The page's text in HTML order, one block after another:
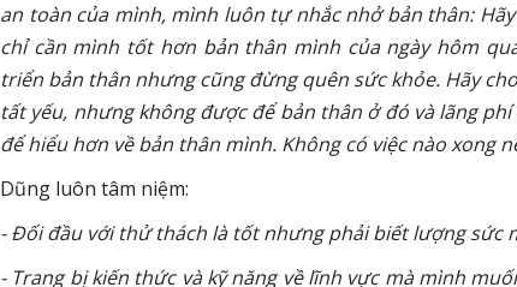
an toàn của mình, mình luôn tự nhắc nhở bản thân:
chỉ cần mình tốt hơn bản thân mình của ngày hôm
triển bản thân nhưng cũng đừng quên sức khỏe. Hãy
tất yếu, nhưng không được để bản thân ở đó và lãng
để hiểu hơn về bản thân mình. Không có việc nào xong
Dũng luôn tâm niệm:
- Đối đầu với thử thách là tốt nhưng phải biết lượng sức
- Trang bị kiến thức và kỹ năng về lĩnh vực mà mình